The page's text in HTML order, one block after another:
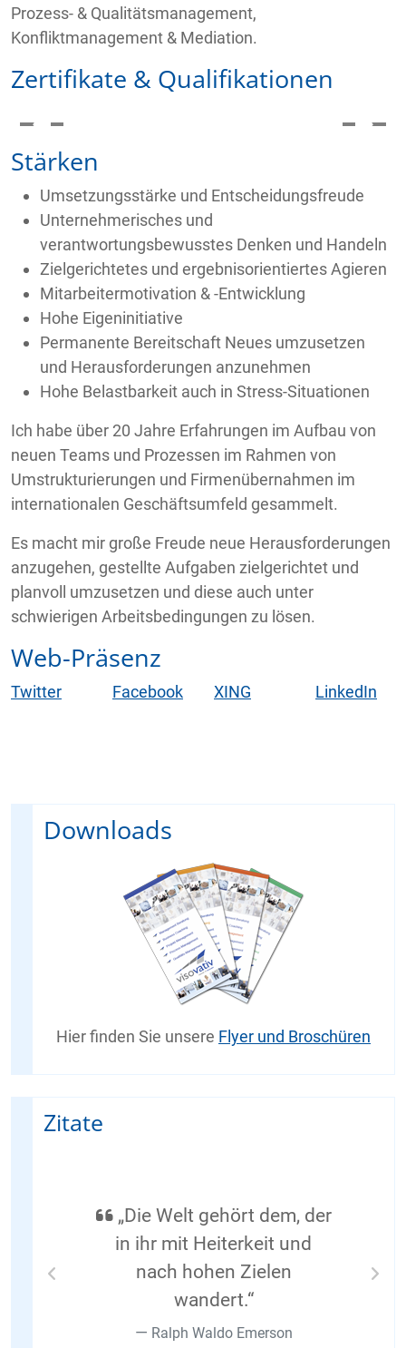
Prozess- & Qualitätsmanagement,
Konfliktmanagement & Mediation.
Zertifikate & Qualifikationen
Stärken
Umsetzungsstärke und Entscheidungsfreude
Unternehmerisches und
verantwortungsbewusstes Denken und Handeln
Zielgerichtetes und ergebnisorientiertes Agieren
Mitarbeitermotivation & -Entwicklung
Hohe Eigeninitiative
Permanente Bereitschaft Neues umzusetzen
und Herausforderungen anzunehmen
Hohe Belastbarkeit auch in Stress-Situationen
Ich habe über 20 Jahre Erfahrungen im Aufbau von
neuen Teams und Prozessen im Rahmen von
Umstrukturierungen und Firmenübernahmen im
internationalen Geschäftsumfeld gesammelt.
Es macht mir große Freude neue Herausforderungen
anzugehen, gestellte Aufgaben zielgerichtet und
planvoll umzusetzen und diese auch unter
schwierigen Arbeitsbedingungen zu lösen.
Web-Präsenz
Twitter Facebook XING LinkedIn
Downloads
Hier finden Sie unsere Flyer und Broschüren
Zitate
„Die Welt gehört dem, der
in ihr mit Heiterkeit und
nach hohen Zielen
wandert.“
Ralph Waldo Emerson
Previous